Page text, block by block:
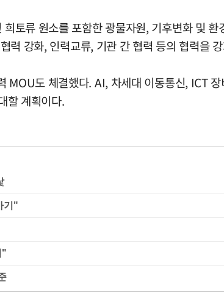
토류 원소를 포함한 광물자원, 기후변화 및
력 강화, 인력교류, 기관 간 협력 등의 협력을
MOU도 체결했다. AI, 차세대 이동통신, ICT
할 계획이다.
기"
"